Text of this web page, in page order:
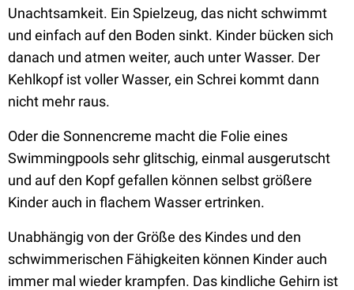
Unachtsamkeit. Ein Spielzeug, das nicht schwimmt
und einfach auf den Boden sinkt. Kinder bücken sich
danach und atmen weiter, auch unter Wasser. Der
Kehlkopf ist voller Wasser, ein Schrei kommt dann
nicht mehr raus.
Oder die Sonnencreme macht die Folie eines
Swimmingpools sehr glitschig, einmal ausgerutscht
und auf den Kopf gefallen können selbst größere
Kinder auch in flachem Wasser ertrinken.
Unabhängig von der Größe des Kindes und den
schwimmerischen Fähigkeiten können Kinder auch
immer mal wieder krampfen. Das kindliche Gehirn ist